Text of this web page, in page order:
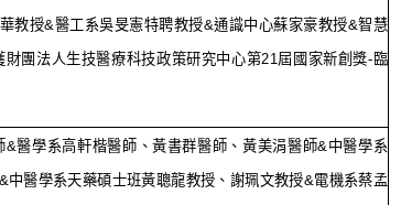
教授&醫工系吳旻憲特聘教授&通識中心蘇家豪教授&智慧
團法人生技醫療科技政策研究中心第21屆國家新創獎-臨
&醫學系高軒楷醫師、黃書群醫師、黃美涓醫師&中醫學系
&中醫學系天藥碩士班黃聰龍教授、謝珮文教授&電機系蔡孟